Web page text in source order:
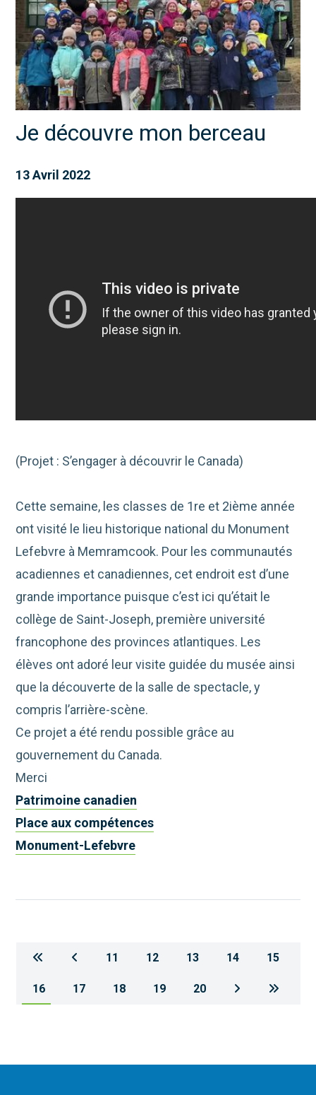
Je découvre mon berceau
13 Avril 2022
(Projet : S’engager à découvrir le Canada)
Cette semaine, les classes de 1re et 2ième année
ont visité le lieu historique national du Monument
Lefebvre à Memramcook. Pour les communautés
acadiennes et canadiennes, cet endroit est d’une
grande importance puisque c’est ici qu’était le
collège de Saint-Joseph, première université
francophone des provinces atlantiques. Les
élèves ont adoré leur visite guidée du musée ainsi
que la découverte de la salle de spectacle, y
compris l’arrière-scène.
Ce projet a été rendu possible grâce au
gouvernement du Canada.
Merci
Patrimoine canadien
Place aux compétences
Monument-Lefebvre
11 12 13 14 15
16 17 18 19 20